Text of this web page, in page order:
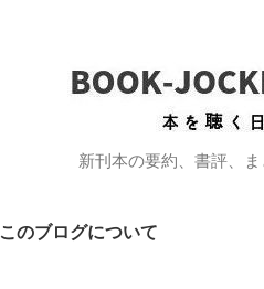
新刊本の要約、書評、
このブログについて